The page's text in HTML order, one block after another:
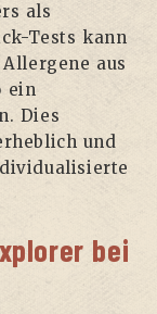
als
Tests kann
aus
ein
Dies
und
bei